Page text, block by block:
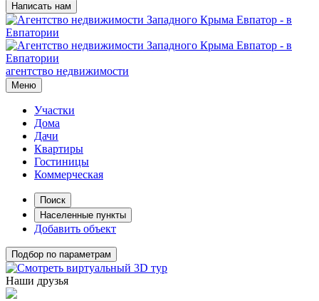
Написать нам
агентство недвижимости
Меню
Участки
Дома
Дачи
Квартиры
Гостиницы
Коммерческая
Поиск
Населенные пункты
Добавить объект
Подбор по параметрам
Наши друзья